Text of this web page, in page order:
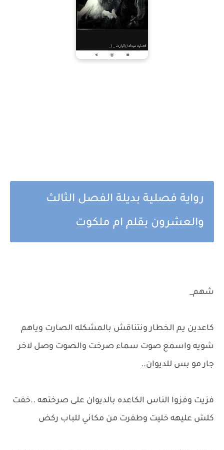
رواية فصلية بديلة الفصل الثالث
والعشرون بقلم ام ملكوت
شهم_
كاعدين يم الخطار ونتناقش بالمشكله الصارت وياهم
شويه واسمع صوت سماء صرخت والصوت وصل لاخر
جار مو بس للديوان..
فزيت وفزوا الناس الكاعده بالديوان على صرختهه ..خفت
كلش عليهه خليت وطفرت من مكاني للباب ركض